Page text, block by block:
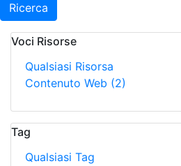
Ricerca
Voci Risorse
Qualsiasi Risorsa
Contenuto Web (2)
Tag
Qualsiasi Tag